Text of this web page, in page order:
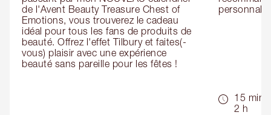
de l'Avent Beauty Treasure Chest of
Emotions, vous trouverez le cadeau
idéal pour tous les fans de produits de
beauté. Offrez l'effet Tilbury et faites(-
vous) plaisir avec une expérience
beauté sans pareille pour les fêtes !
15 min -
2 h